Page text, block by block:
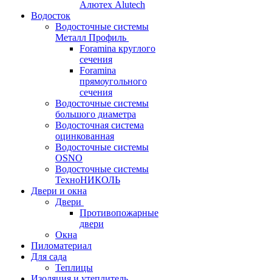
Алютех Alutech
Водосток
Водосточные системы
Металл Профиль
Foramina круглого
сечения
Foramina
прямоугольного
сечения
Водосточные системы
большого диаметра
Водосточная система
оцинкованная
Водосточные системы
OSNO
Водосточные системы
ТехноНИКОЛЬ
Двери и окна
Двери
Противопожарные
двери
Окна
Пиломатериал
Для сада
Теплицы